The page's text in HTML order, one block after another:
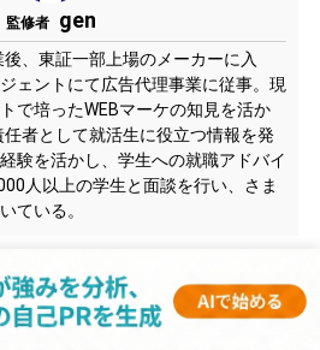
監修者 gen
、東証一部上場のメーカーに入
ェントにて広告代理事業に従事。現
で培ったWEBマーケの知見を活か
者として就活生に役立つ情報を発
験を活かし、学生への就職アドバイ
人以上の学生と面談を行い、さま
ている。